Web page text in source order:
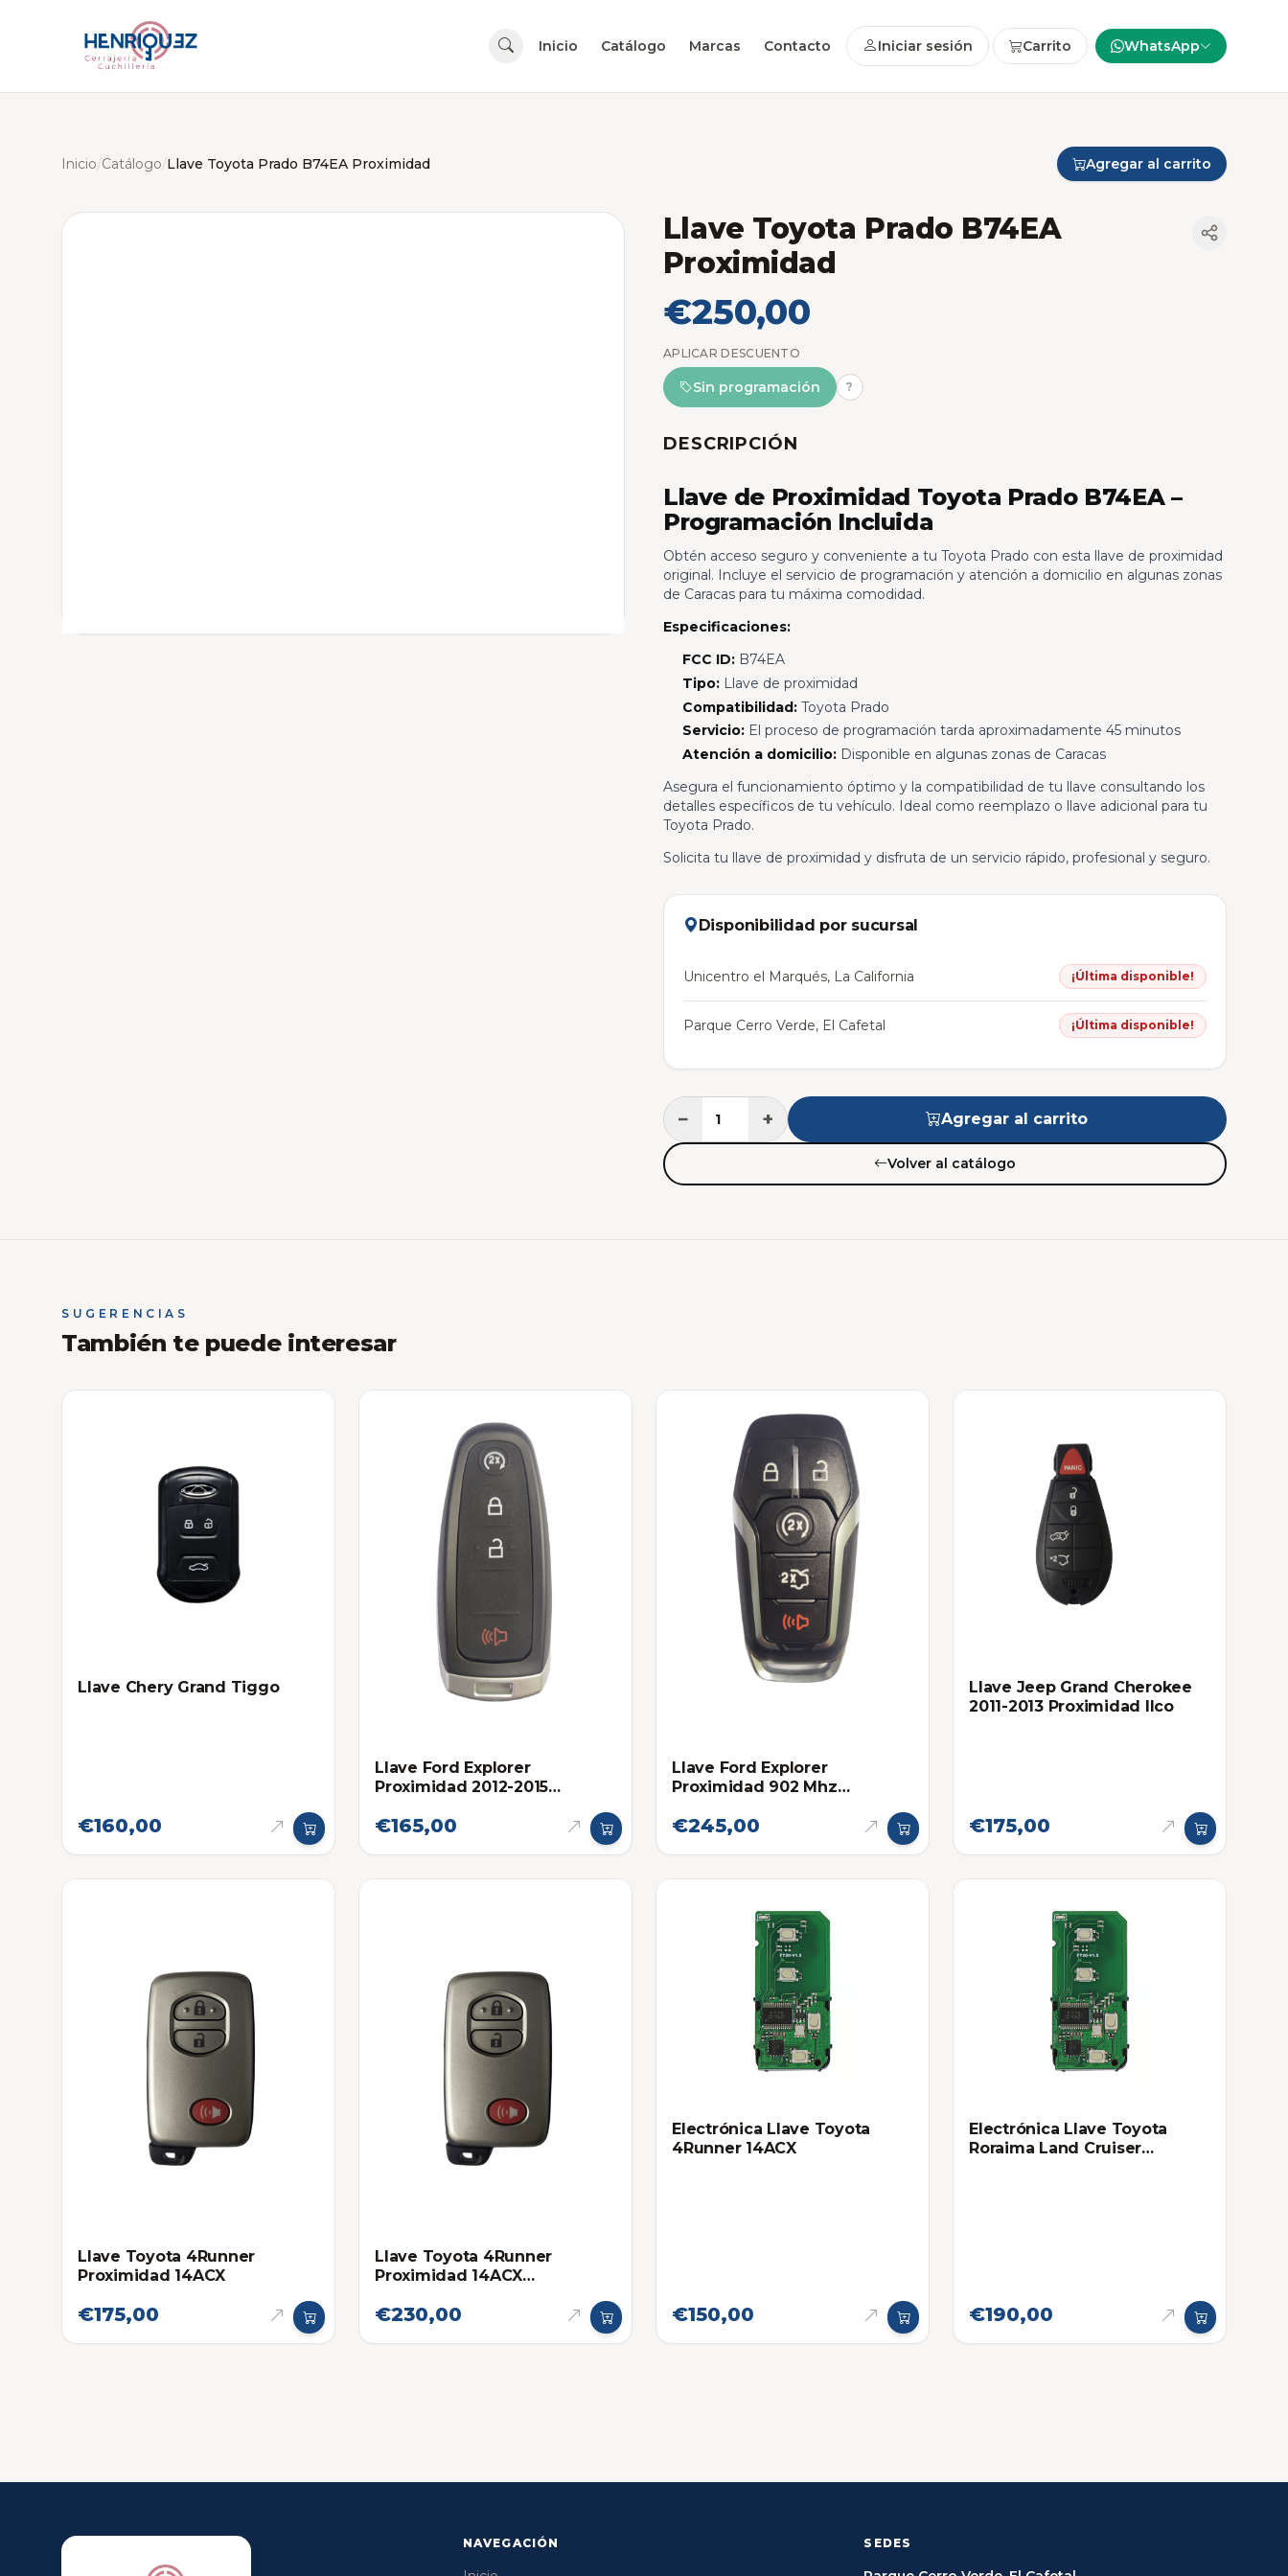
Inicio Catálogo Marcas Contacto Iniciar sesión Carrito WhatsApp
Inicio/Catálogo/Llave Toyota Prado B74EA Proximidad Agregar al carrito
Llave Toyota Prado B74EA
Proximidad
€250,00
APLICAR DESCUENTO
Sin programación ?
DESCRIPCIÓN
Llave de Proximidad Toyota Prado B74EA –
Programación Incluida
Obtén acceso seguro y conveniente a tu Toyota Prado con esta llave de proximidad
original. Incluye el servicio de programación y atención a domicilio en algunas zonas
de Caracas para tu máxima comodidad.
Especificaciones:
FCC ID:B74EA
Tipo:Llave de proximidad
Compatibilidad:Toyota Prado
Servicio:El proceso de programación tarda aproximadamente 45 minutos
Atención a domicilio:Disponible en algunas zonas de Caracas
Asegura el funcionamiento óptimo y la compatibilidad de tu llave consultando los
detalles específicos de tu vehículo. Ideal como reemplazo o llave adicional para tu
Toyota Prado.
Solicita tu llave de proximidad y disfruta de un servicio rápido, profesional y seguro.
Disponibilidad por sucursal
Unicentro el Marqués, La California ¡Última disponible!
Parque Cerro Verde, El Cafetal ¡Última disponible!
− + Agregar al carrito
Volver al catálogo
SUGERENCIAS
También te puede interesar
Llave Chery Grand Tiggo
€160,00
Llave Ford Explorer
Proximidad 2012-2015
€165,00
Llave Ford Explorer
Proximidad 902 Mhz
2019
€245,00
Llave Jeep Grand Cherokee
2011-2013 Proximidad Ilco
€175,00
Llave Toyota 4Runner
Proximidad 14ACX
€175,00
Llave Toyota 4Runner
Proximidad 14ACX
€230,00
Electrónica Llave Toyota
4Runner 14ACX
€150,00
Electrónica Llave Toyota
Roraima Land Cruiser
€190,00
NAVEGACIÓN SEDES